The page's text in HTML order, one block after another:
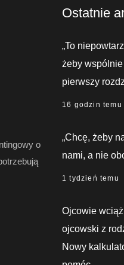
o
Ostatnie
„To
żeby
pierwszy
16 godzin temu
„Chcę, żeby
nami, a nie
1 tydzień temu
Ojcowie
ojcowski z
Nowy